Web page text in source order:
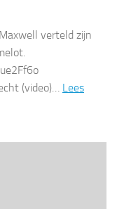
verteld zijn
(video)… Lees